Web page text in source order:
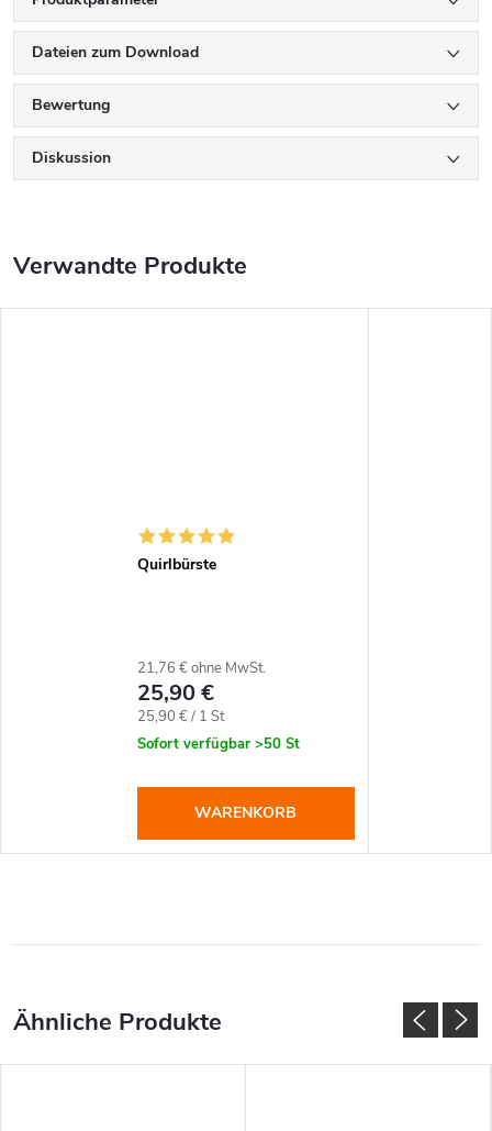
Dateien zum Download
Bewertung
Diskussion
Verwandte Produkte
Quirlbürste
21,76 € ohne MwSt.
25,90 €
Verkaufspreis:
25,90 € / 1 St
Sofort verfügbar >50 St
WARENKORB